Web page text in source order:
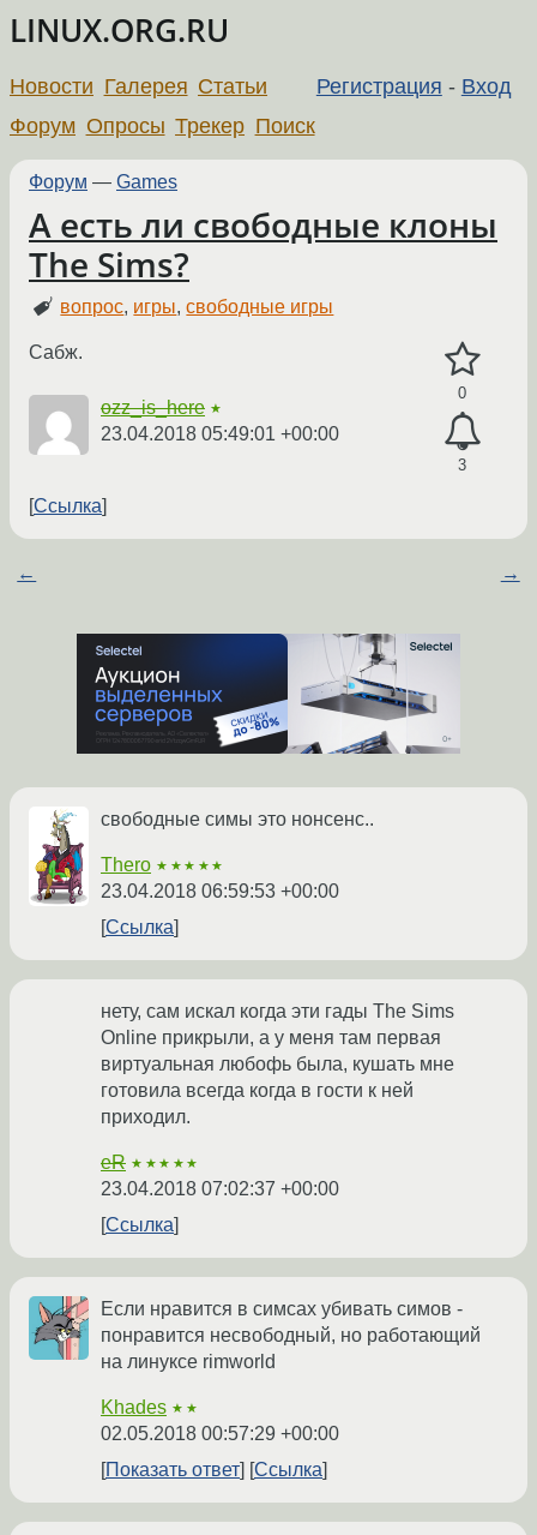
LINUX.ORG.RU
Регистрация - Вход
Новости Галерея Статьи
Форум Опросы Трекер Поиск
Форум — Games
А есть ли свободные клоны
The Sims?
вопрос, игры,свободные игры
0
3
Сабж.
ozz_is_here ★
23.04.2018 05:49:01 +00:00
Ссылка
← →
свободные симы это нонсенс..
Thero ★★★★★
23.04.2018 06:59:53 +00:00
Ссылка
нету, сам искал когда эти гады The Sims
Online прикрыли, а у меня там первая
виртуальная любофь была, кушать мне
готовила всегда когда в гости к ней
приходил.
eR ★★★★★
23.04.2018 07:02:37 +00:00
Ссылка
Если нравится в симсах убивать симов -
понравится несвободный, но работающий
на линуксе rimworld
Khades ★★
02.05.2018 00:57:29 +00:00
Показать ответ
Ссылка